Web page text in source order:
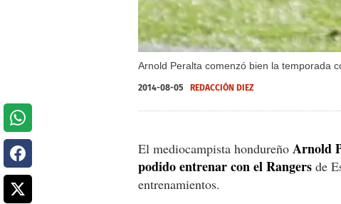
Arnold Peralta comenzó bien la temporada
2014-08-05 REDACCIÓN DIEZ
El mediocampista hondureño Arnold
podido entrenar con el Rangers de
entrenamientos.